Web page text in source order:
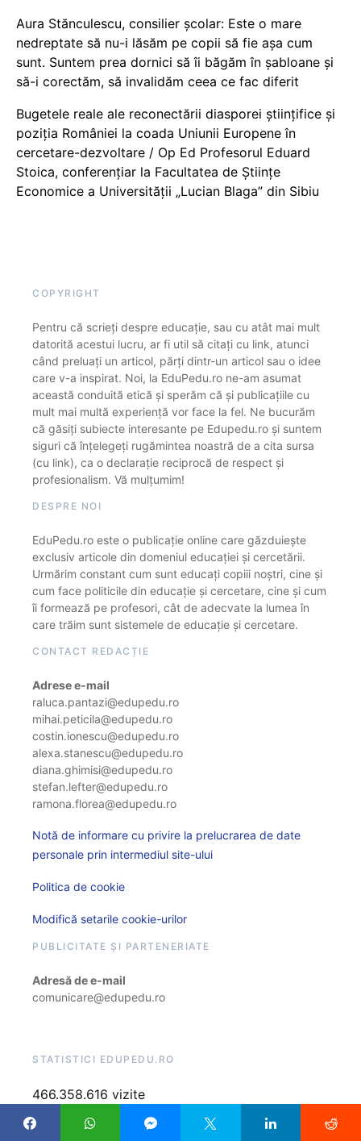
Aura Stănculescu, consilier școlar: Este o mare
nedreptate să nu-i lăsăm pe copii să fie așa cum
sunt. Suntem prea dornici să îi băgăm în șabloane și
să-i corectăm, să invalidăm ceea ce fac diferit
Bugetele reale ale reconectării diasporei științifice și
poziția României la coada Uniunii Europene în
cercetare-dezvoltare / Op Ed Profesorul Eduard
Stoica, conferențiar la Facultatea de Științe
Economice a Universității „Lucian Blaga” din Sibiu
COPYRIGHT
Pentru că scrieți despre educație, sau cu atât mai mult
datorită acestui lucru, ar fi util să citați cu link, atunci
când preluați un articol, părți dintr-un articol sau o idee
care v-a inspirat. Noi, la EduPedu.ro ne-am asumat
această conduită etică și sperăm că și publicațiile cu
mult mai multă experiență vor face la fel. Ne bucurăm
că găsiți subiecte interesante pe Edupedu.ro și suntem
siguri că înțelegeți rugămintea noastră de a cita sursa
(cu link), ca o declarație reciprocă de respect și
profesionalism. Vă mulțumim!
DESPRE NOI
EduPedu.ro este o publicație online care găzduiește
exclusiv articole din domeniul educației și cercetării.
Urmărim constant cum sunt educați copiii noștri, cine și
cum face politicile din educație și cercetare, cine și cum
îi formează pe profesori, cât de adecvate la lumea în
care trăim sunt sistemele de educație și cercetare.
CONTACT REDACȚIE
Adrese e-mail
raluca.pantazi@edupedu.ro
mihai.peticila@edupedu.ro
costin.ionescu@edupedu.ro
alexa.stanescu@edupedu.ro
diana.ghimisi@edupedu.ro
stefan.lefter@edupedu.ro
ramona.florea@edupedu.ro
Notă de informare cu privire la prelucrarea de date
personale prin intermediul site-ului
Politica de cookie
Modifică setarile cookie-urilor
PUBLICITATE ȘI PARTENERIATE
Adresă de e-mail
comunicare@edupedu.ro
STATISTICI EDUPEDU.RO
466.358.616 vizite